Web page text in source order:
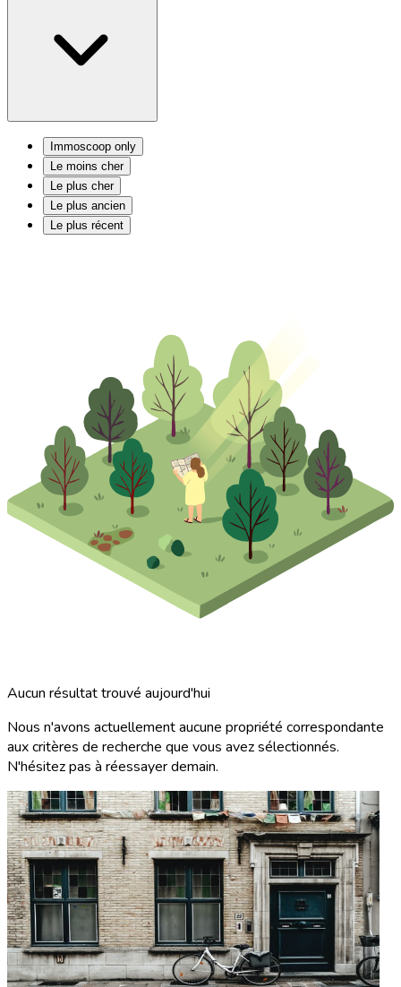
Immoscoop only
Le moins cher
Le plus cher
Le plus ancien
Le plus récent
Aucun résultat trouvé aujourd'hui
Nous n'avons actuellement aucune propriété correspondante
aux critères de recherche que vous avez sélectionnés.
N'hésitez pas à réessayer demain.